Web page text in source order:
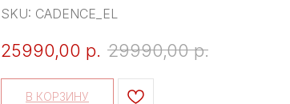
SKU: CADENCE_EL
25990,00 р. 29990,00 р.
В КОРЗИНУ